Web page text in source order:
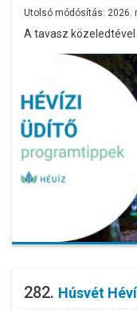
Utolsó módósítás: 2026.
A tavasz közeledtével
282. Húsvét